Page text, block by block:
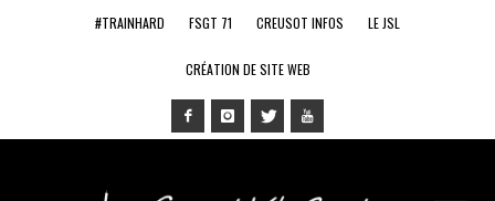
#TRAINHARD FSGT 71 CREUSOT INFOS LE JSL
CRÉATION DE SITE WEB